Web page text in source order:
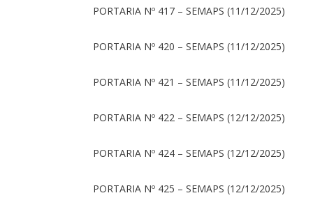
PORTARIA Nº 417 – SEMAPS (11/12/2025)
PORTARIA Nº 420 – SEMAPS (11/12/2025)
PORTARIA Nº 421 – SEMAPS (11/12/2025)
PORTARIA Nº 422 – SEMAPS (12/12/2025)
PORTARIA Nº 424 – SEMAPS (12/12/2025)
PORTARIA Nº 425 – SEMAPS (12/12/2025)